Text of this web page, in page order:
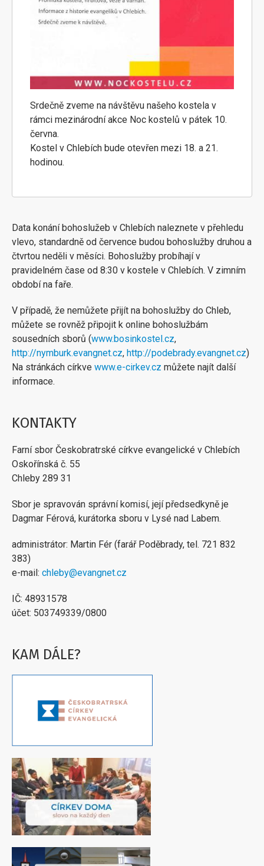
Srdečně zveme na návštěvu našeho kostela v
rámci mezinárodní akce Noc kostelů v pátek 10.
června.
Kostel v Chlebích bude otevřen mezi 18. a 21.
hodinou.
Data konání bohoslužeb v Chlebích naleznete v přehledu
vlevo, standardně od července budou bohoslužby druhou a
čtvrtou neděli v měsíci. Bohoslužby probíhají v
pravidelném čase od 8:30 v kostele v Chlebích. V zimním
období na faře.
V případě, že nemůžete přijít na bohoslužby do Chleb,
můžete se rovněž připojit k online bohoslužbám
sousedních sborů (www.bosinkostel.cz,
http://nymburk.evangnet.cz, http://podebrady.evangnet.cz)
Na stránkách církve www.e-cirkev.cz můžete najít další
informace.
KONTAKTY
Farní sbor Českobratrské církve evangelické v Chlebích
Oskořínská č. 55
Chleby 289 31
Sbor je spravován správní komisí, její předsedkyně je
Dagmar Férová, kurátorka sboru v Lysé nad Labem.
administrátor: Martin Fér (farář Poděbrady, tel. 721 832
383)
e-mail: chleby@evangnet.cz
IČ: 48931578
účet: 503749339/0800
KAM DÁLE?